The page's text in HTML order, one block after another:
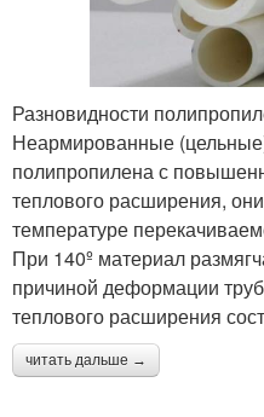
Разновидности
Неармированные
полипропилена с
теплового расширения,
температуре
При 140º материал
причиной деформации
теплового расширения
читать дальше →